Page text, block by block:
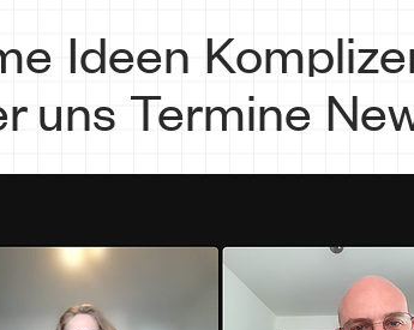
Ideen
uns Termine